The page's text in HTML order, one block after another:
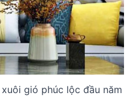
gió phúc lộc đầu năm